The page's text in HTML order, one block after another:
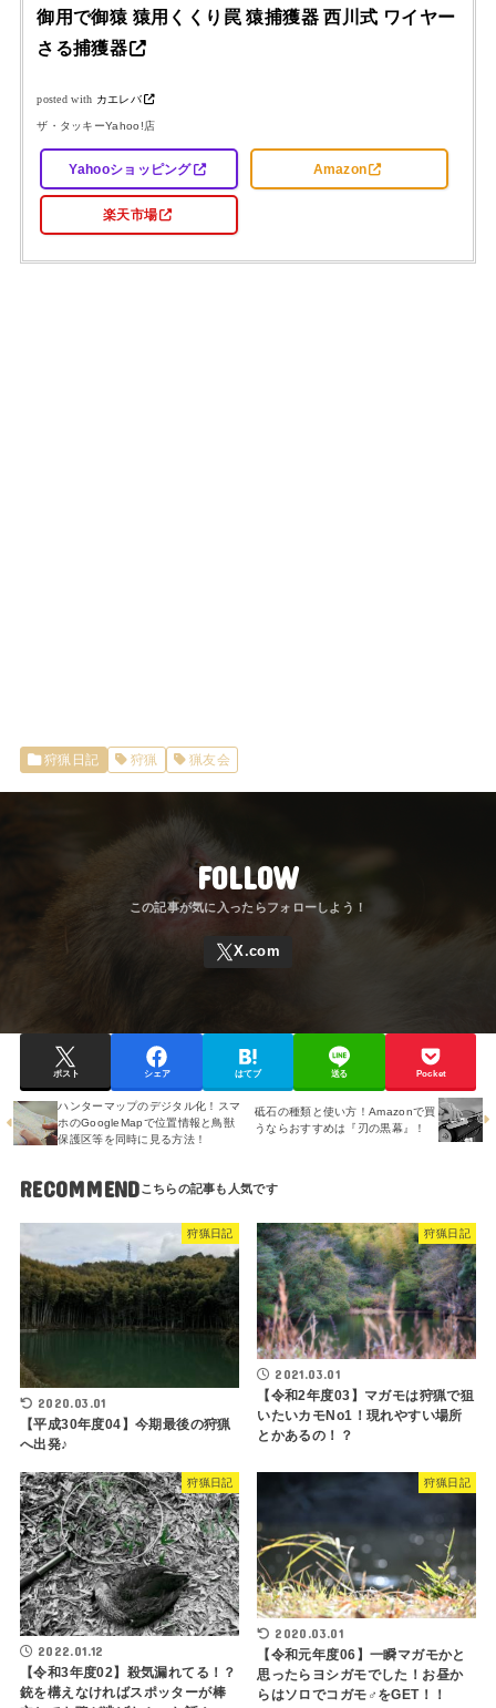
御用で御猿 猿用くくり罠 猿捕獲器 西川式 ワイヤー
さる捕獲器
posted with カエレバ
ザ・タッキーYahoo!店
Yahooショッピング Amazon
楽天市場
狩猟日記 狩猟 猟友会
FOLLOW
ポスト シェア はてブ 送る Pocket
ハンターマップのデジタル化！スマ
ホのGoogleMapで位置情報と鳥獣
保護区等を同時に見る方法！
砥石の種類と使い方！Amazonで買
うならおすすめは『刃の黒幕』！
RECOMMEND
狩猟日記
2020.03.01
【平成30年度04】今期最後の狩猟
へ出発♪
狩猟日記
2021.03.01
【令和2年度03】マガモは狩猟で狙
いたいカモNo1！現れやすい場所
とかあるの！？
狩猟日記
2022.01.12
【令和3年度02】殺気漏れてる！？
銃を構えなければスポッターが棒
狩猟日記
2020.03.01
【令和元年度06】一瞬マガモかと
思ったらヨシガモでした！お昼か
らはソロでコガモ♂をGET！！